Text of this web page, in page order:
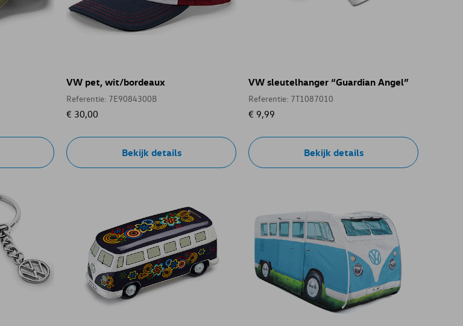
VW pet, wit/bordeaux
Referentie: 7E9084300B
€ 30,00
Bekijk details
VW sleutelhanger “Guardian Angel”
Referentie: 7T1087010
€ 9,99
Bekijk details